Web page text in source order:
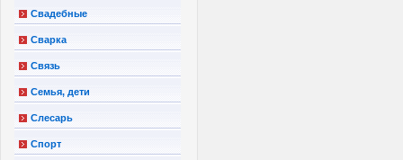
Свадебные
Сварка
Связь
Семья, дети
Слесарь
Спорт